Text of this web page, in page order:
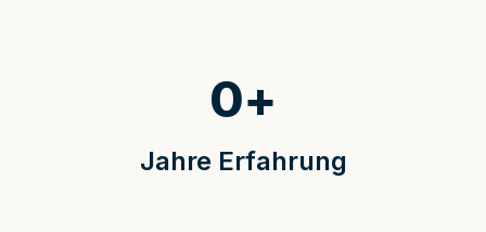
Jahre Erfahrung
0+